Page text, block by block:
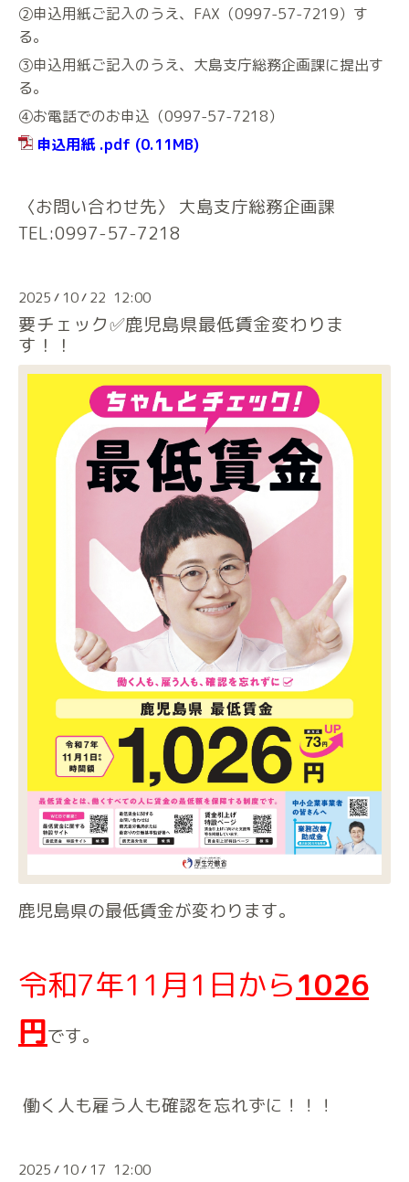
②申込用紙ご記入のうえ、FAX（0997-57-7219）す
る。
③申込用紙ご記入のうえ、大島支庁総務企画課に提出す
る。
④お電話でのお申込（0997-57-7218）
申込用紙 .pdf (0.11MB)
〈お問い合わせ先〉 大島支庁総務企画課
TEL:0997-57-7218
2025 / 10/ 22 12:00
要チェック✅鹿児島県最低賃金変わりま
す！！
鹿児島県の最低賃金が変わります。
令和7年11月1日から1026
円です。
働く人も雇う人も確認を忘れずに！！！
2025 / 10/ 17 12:00